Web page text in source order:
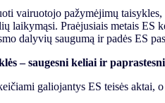
vairuotojo pažymėjimų
laikymąsi. Praėjusiais metais
dalyvių saugumą ir padės ES
– saugesni keliai ir
galiojantys ES teisės aktai,